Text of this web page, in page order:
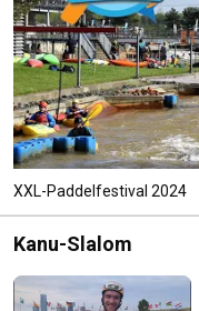
XXL-Paddelfestival 2024
Kanu-Slalom